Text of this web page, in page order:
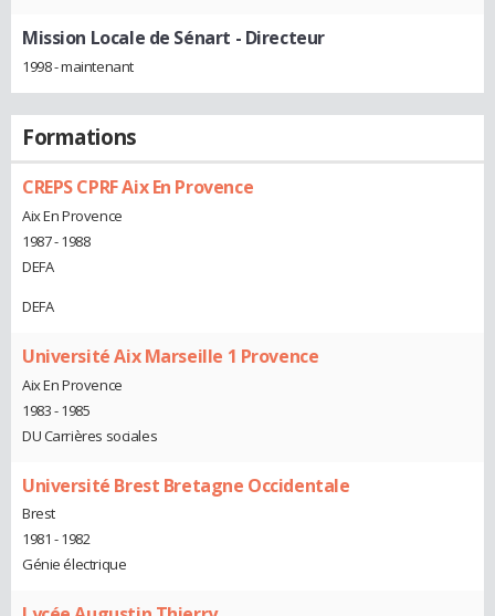
Mission Locale de Sénart - Directeur
1998 - maintenant
Formations
CREPS CPRF Aix En Provence
Aix En Provence
1987 - 1988
DEFA
DEFA
Université Aix Marseille 1 Provence
Aix En Provence
1983 - 1985
DU Carrières sociales
Université Brest Bretagne Occidentale
Brest
1981 - 1982
Génie électrique